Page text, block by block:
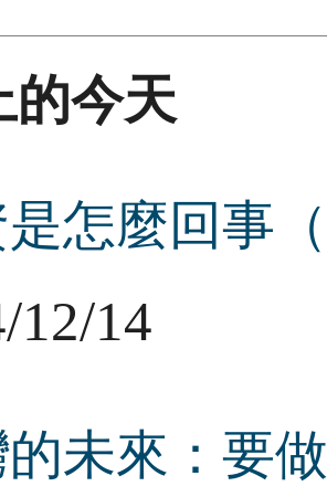
的今天
怎麼回事
12/14
的未來：要